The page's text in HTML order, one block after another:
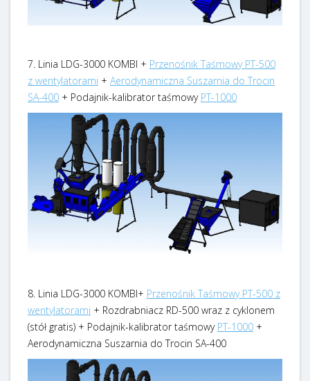
7. Linia LDG-3000 KOMBI + Przenośnik Taśmowy PT-500
z wentylatorami + Aerodynamiczna Suszarnia do Trocin
SA-400 + Podajnik-kalibrator taśmowy PT-1000
8. Linia LDG-3000 KOMBI+ Przenośnik Taśmowy PT-500 z
wentylatorami + Rozdrabniacz RD-500 wraz z cyklonem
(stół gratis) + Podajnik-kalibrator taśmowy PT-1000 +
Aerodynamiczna Suszarnia do Trocin SA-400